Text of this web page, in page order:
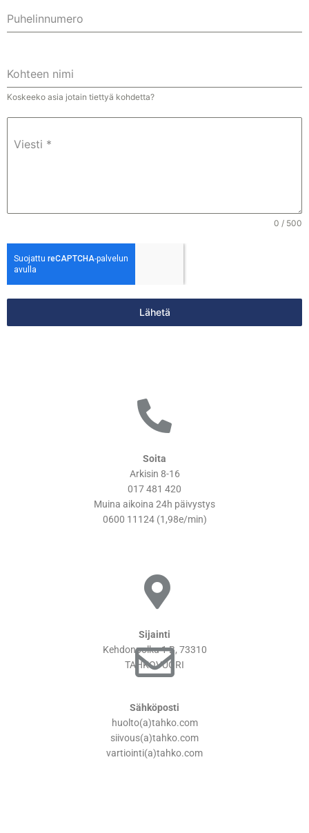
Puhelinnumero
Kohteen nimi
Koskeeko asia jotain tiettyä kohdetta?
Viesti *
0 / 500
Lähetä
Soita
Arkisin 8-16
017 481 420
Muina aikoina 24h päivystys
0600 11124 (1,98e/min)
Sijainti
Kehdonpolku 1 B, 73310
TAHKOVUORI
Sähköposti
huolto(a)tahko.com
siivous(a)tahko.com
vartiointi(a)tahko.com